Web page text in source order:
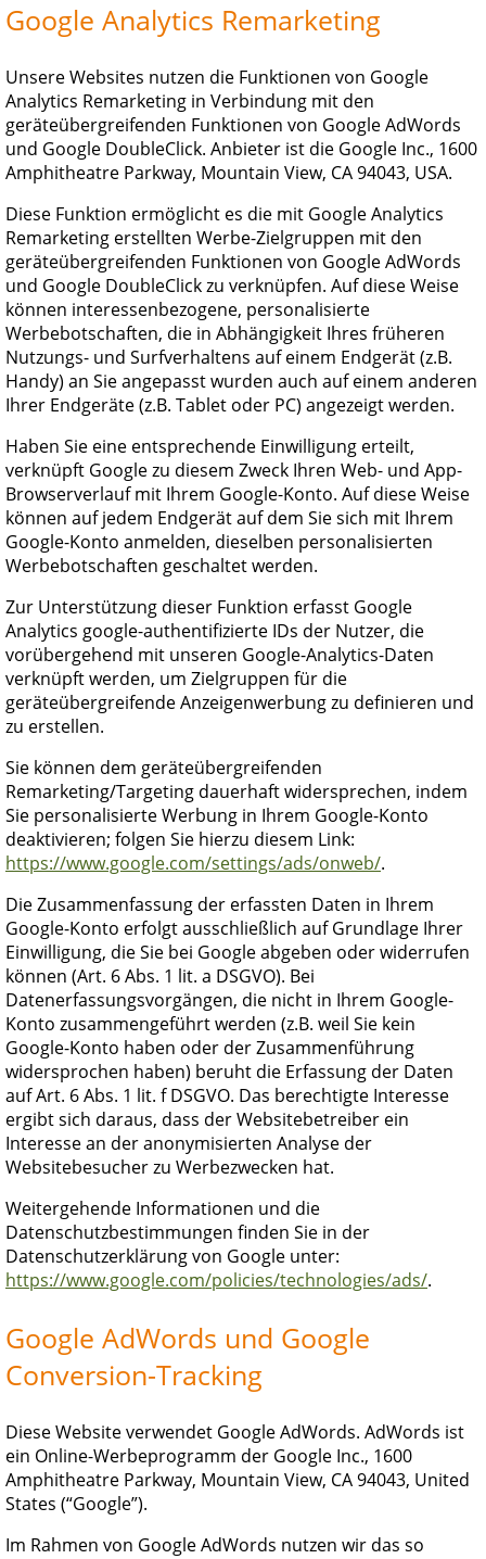
Google Analytics Remarketing
Unsere Websites nutzen die Funktionen von Google
Analytics Remarketing in Verbindung mit den
geräteübergreifenden Funktionen von Google AdWords
und Google DoubleClick. Anbieter ist die Google Inc., 1600
Amphitheatre Parkway, Mountain View, CA 94043, USA.
Diese Funktion ermöglicht es die mit Google Analytics
Remarketing erstellten Werbe-Zielgruppen mit den
geräteübergreifenden Funktionen von Google AdWords
und Google DoubleClick zu verknüpfen. Auf diese Weise
können interessenbezogene, personalisierte
Werbebotschaften, die in Abhängigkeit Ihres früheren
Nutzungs- und Surfverhaltens auf einem Endgerät (z.B.
Handy) an Sie angepasst wurden auch auf einem anderen
Ihrer Endgeräte (z.B. Tablet oder PC) angezeigt werden.
Haben Sie eine entsprechende Einwilligung erteilt,
verknüpft Google zu diesem Zweck Ihren Web- und App-
Browserverlauf mit Ihrem Google-Konto. Auf diese Weise
können auf jedem Endgerät auf dem Sie sich mit Ihrem
Google-Konto anmelden, dieselben personalisierten
Werbebotschaften geschaltet werden.
Zur Unterstützung dieser Funktion erfasst Google
Analytics google-authentifizierte IDs der Nutzer, die
vorübergehend mit unseren Google-Analytics-Daten
verknüpft werden, um Zielgruppen für die
geräteübergreifende Anzeigenwerbung zu definieren und
zu erstellen.
Sie können dem geräteübergreifenden
Remarketing/Targeting dauerhaft widersprechen, indem
Sie personalisierte Werbung in Ihrem Google-Konto
deaktivieren; folgen Sie hierzu diesem Link:
https://www.google.com/settings/ads/onweb/.
Die Zusammenfassung der erfassten Daten in Ihrem
Google-Konto erfolgt ausschließlich auf Grundlage Ihrer
Einwilligung, die Sie bei Google abgeben oder widerrufen
können (Art. 6 Abs. 1 lit. a DSGVO). Bei
Datenerfassungsvorgängen, die nicht in Ihrem Google-
Konto zusammengeführt werden (z.B. weil Sie kein
Google-Konto haben oder der Zusammenführung
widersprochen haben) beruht die Erfassung der Daten
auf Art. 6 Abs. 1 lit. f DSGVO. Das berechtigte Interesse
ergibt sich daraus, dass der Websitebetreiber ein
Interesse an der anonymisierten Analyse der
Websitebesucher zu Werbezwecken hat.
Weitergehende Informationen und die
Datenschutzbestimmungen finden Sie in der
Datenschutzerklärung von Google unter:
https://www.google.com/policies/technologies/ads/.
Google AdWords und Google
Conversion-Tracking
Diese Website verwendet Google AdWords. AdWords ist
ein Online-Werbeprogramm der Google Inc., 1600
Amphitheatre Parkway, Mountain View, CA 94043, United
States (“Google”).
Im Rahmen von Google AdWords nutzen wir das so